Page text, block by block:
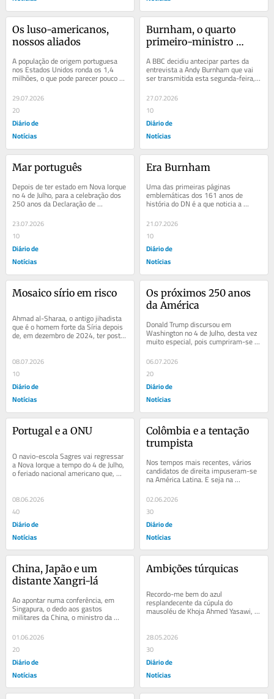
Os luso-americanos,
nossos aliados
A população de origem portuguesa
nos Estados Unidos ronda os 1,4
milhões, o que pode parecer pouco
comparado com os americanos de
origem irlandesa...
29.07.2026
20
Diário de
Notícias
Burnham, o quarto
primeiro-ministro
com Trump
A BBC decidiu antecipar partes da
entrevista a Andy Burnham que vai
ser transmitida esta segunda-feira,
dia 27 de julho, na televisão e uma
das...
27.07.2026
10
Diário de
Notícias
Mar português
Depois de ter estado em Nova Iorque
no 4 de Julho, para a celebração dos
250 anos da Declaração de
Independência dos Estados Unidos,
o...
23.07.2026
10
Diário de
Notícias
Era Burnham
Uma das primeiras páginas
emblemáticas dos 161 anos de
história do DN é a que noticia a
morte da rainha Vitória. Em 1901.
Essa primeira página...
21.07.2026
10
Diário de
Notícias
Mosaico sírio em risco
Ahmad al-Sharaa, o antigo jihadista
que é o homem forte da Síria depois
de, em dezembro de 2024, ter posto
fim a 54 anos de poder da família...
08.07.2026
10
Diário de
Notícias
Os próximos 250 anos
da América
Donald Trump discursou em
Washington no 4 de Julho, desta vez
muito especial, pois cumpriram-se
250 anos da Declaração de
Independência. Falou...
06.07.2026
20
Diário de
Notícias
Portugal e a ONU
O navio-escola Sagres vai regressar
a Nova Iorque a tempo do 4 de Julho,
o feriado nacional americano que,
desta vez, assinala os 250 anos da...
08.06.2026
40
Diário de
Notícias
Colômbia e a tentação
trumpista
Nos tempos mais recentes, vários
candidatos de direita impuseram-se
na América Latina. E seja na
Argentina ou no Chile, nas Honduras
ou em El...
02.06.2026
30
Diário de
Notícias
China, Japão e um
distante Xangri-lá
Ao apontar numa conferência, em
Singapura, o dedo aos gastos
militares da China, o ministro da
Defesa japonês, Shinjiro Koizumi,
está sobretudo a...
01.06.2026
20
Diário de
Notícias
Ambições túrquicas
Recordo-me bem do azul
resplandecente da cúpula do
mausoléu de Khoja Ahmed Yasawi,
incompleto, mas nem por isso menos
28.05.2026
30
Diário de
Notícias